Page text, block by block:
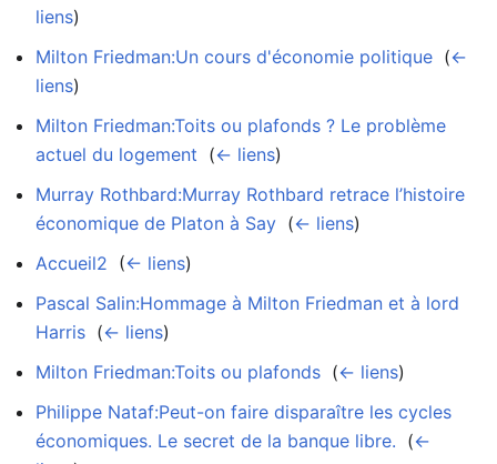
liens)
Milton Friedman:Un cours d'économie politique (←
liens)
Milton Friedman:Toits ou plafonds ? Le problème
actuel du logement (← liens)
Murray Rothbard:Murray Rothbard retrace l’histoire
économique de Platon à Say (← liens)
Accueil2 (← liens)
Pascal Salin:Hommage à Milton Friedman et à lord
Harris (← liens)
Milton Friedman:Toits ou plafonds (← liens)
Philippe Nataf:Peut-on faire disparaître les cycles
économiques. Le secret de la banque libre. (←